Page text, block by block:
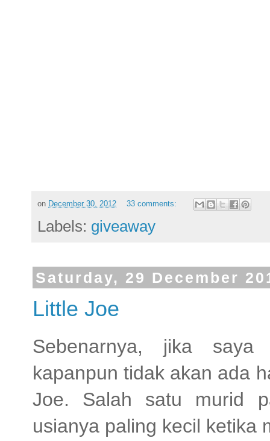
on December 30, 2012 33 comments:
Labels: giveaway
Saturday, 29 December
Little Joe
Sebenarnya, jika
kapanpun tidak akan ada
Joe. Salah satu murid
usianya paling kecil ketika